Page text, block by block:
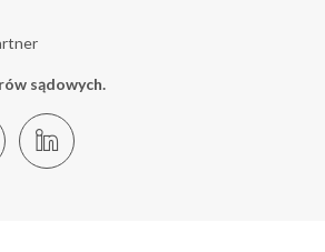
sądowych.